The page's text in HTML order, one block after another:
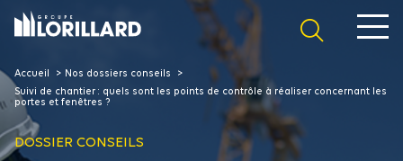
Accueil
Nos dossiers conseils
Suivi de chantier : quels sont les points de contrôle à réaliser concernant les
portes et fenêtres ?
DOSSIER CONSEILS